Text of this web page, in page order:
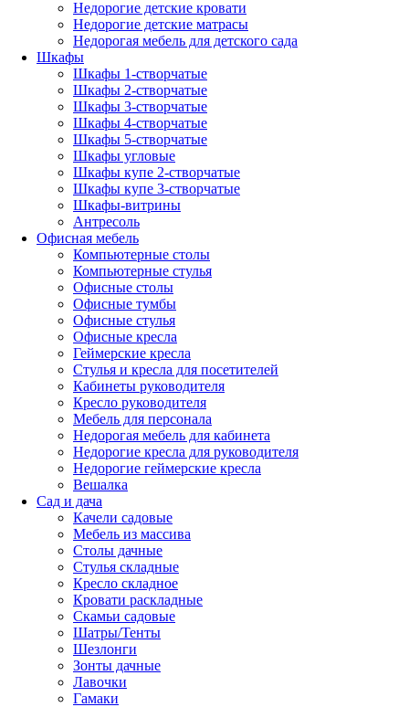
Недорогие детские кровати
Недорогие детские матрасы
Недорогая мебель для детского сада
Шкафы
Шкафы 1-створчатые
Шкафы 2-створчатые
Шкафы 3-створчатые
Шкафы 4-створчатые
Шкафы 5-створчатые
Шкафы угловые
Шкафы купе 2-створчатые
Шкафы купе 3-створчатые
Шкафы-витрины
Антресоль
Офисная мебель
Компьютерные столы
Компьютерные стулья
Офисные столы
Офисные тумбы
Офисные стулья
Офисные кресла
Геймерские кресла
Стулья и кресла для посетителей
Кабинеты руководителя
Кресло руководителя
Мебель для персонала
Недорогая мебель для кабинета
Недорогие кресла для руководителя
Недорогие геймерские кресла
Вешалка
Сад и дача
Качели садовые
Мебель из массива
Столы дачные
Стулья складные
Кресло складное
Кровати раскладные
Скамьи садовые
Шатры/Тенты
Шезлонги
Зонты дачные
Лавочки
Гамаки